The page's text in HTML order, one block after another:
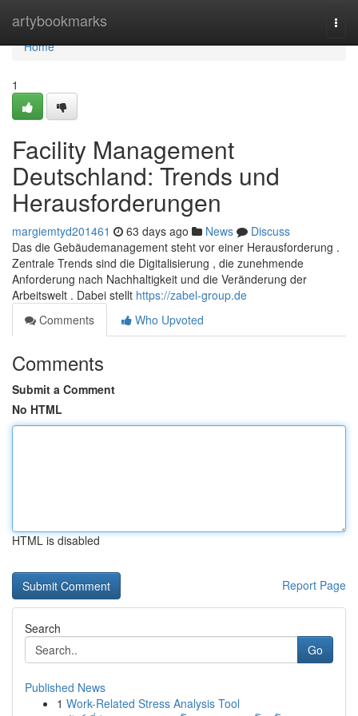
artybookmarks
Home
Home
1
Facility Management
Deutschland: Trends und
Herausforderungen
margiemtyd201461 63 days ago News
Discuss
Das die Gebäudemanagement steht vor einer Herausforderung .
Zentrale Trends sind die Digitalisierung , die zunehmende
Anforderung nach Nachhaltigkeit und die Veränderung der
Arbeitswelt . Dabei stellt https://zabel-group.de
Comments
Who Upvoted
Comments
Submit a Comment
No HTML
HTML is disabled
Report Page
Search
Go
Published News
1 Work-Related Stress Analysis Tool